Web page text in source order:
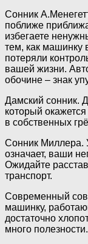
Сонник
поближе
избегаете
тем, как машинку
потеряли
вашей жизни.
обочине – знак
Дамский сонник.
который
в собственных
Сонник Миллера.
означает, ваши
Ожидайте
транспорт.
Современный
машинку,
достаточно
много полезности.